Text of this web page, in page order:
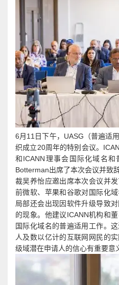
6月11日下午，UASG（普遍适
织成立20周年的特别会议。
和ICANN理事会国际化域名
Botterman出席了本次会议并致
裁吴养怡应邀出席本次会议并
前微软、苹果和谷歌对国际化
局部还会出现因软件升级导致
的现象。他建议ICANN机构和
国际化域名的普遍适用工作。
人及数以亿计的互联网网民的
级域潜在申请人的信心有重要意